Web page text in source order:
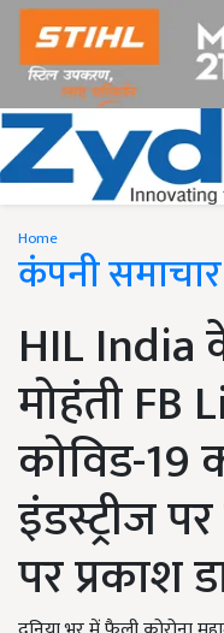
Home
कंपनी समाचार
HIL India
मोहंती FB
कोविड-19
इंडस्ट्रीज
पर प्रकाश